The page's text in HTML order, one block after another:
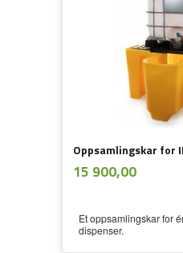
Oppsamlingskar for
Pris
15 900,00mva.
Et oppsamlingskar for
dispenser.